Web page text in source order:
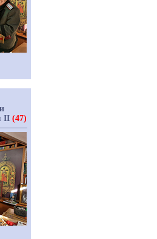
II (47)